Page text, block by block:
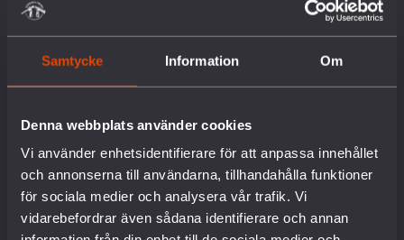
Samtycke Information Om
Denna webbplats använder cookies
Vi använder enhetsidentifierare för att anpassa innehållet
och annonserna till användarna, tillhandahålla funktioner
för sociala medier och analysera vår trafik. Vi
vidarebefordrar även sådana identifierare och annan
OM OSS
Vår historia
Vision & Uppdrag
Föreningsinformation
Lediga tjänster
English
Kontakt
Pressrum